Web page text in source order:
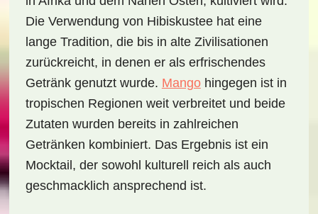
Die Verwendung von Hibiskustee hat eine
lange Tradition, die bis in alte Zivilisationen
zurückreicht, in denen er als erfrischendes
Getränk genutzt wurde. Mangohingegen ist in
tropischen Regionen weit verbreitet und beide
Zutaten wurden bereits in zahlreichen
Getränken kombiniert. Das Ergebnis ist ein
Mocktail, der sowohl kulturell reich als auch
geschmacklich ansprechend ist.